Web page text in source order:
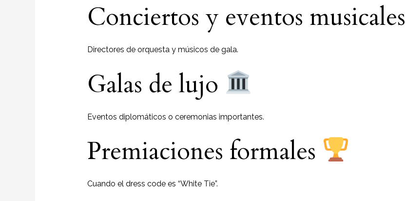
Conciertos y eventos musicales
Directores de orquesta y músicos de gala.
Galas de lujo
Eventos diplomáticos o ceremonias importantes.
Premiaciones formales
Cuando el dress code es “White Tie”.